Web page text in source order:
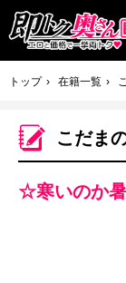
トップ 在籍一覧
こだま
☆寒いのか